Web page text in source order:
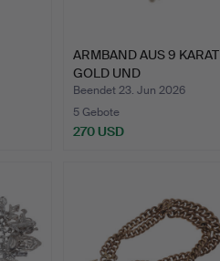
ARMBAND AUS 9 KARAT
GOLD UND
ZUCHTPERLEN.
Beendet 23. Jun 2026
5 Gebote
270 USD